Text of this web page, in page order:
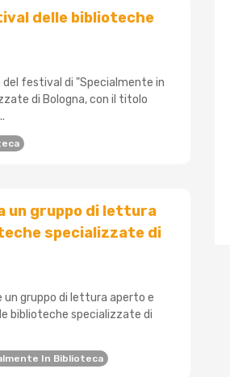
delle biblioteche
del festival di "Specialmente in
di Bologna, con il titolo
un gruppo di lettura
specializzate di
un gruppo di lettura aperto e
biblioteche specializzate di
In Biblioteca